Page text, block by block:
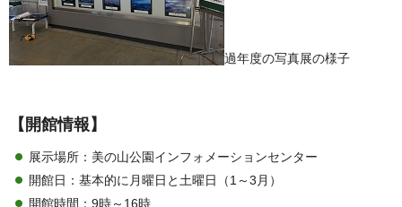
過年度の写真展の様子
【開館情報】
展示場所：美の山公園インフォメーションセンター
開館日：基本的に月曜日と土曜日（1～3月）
開館時間：9時～16時